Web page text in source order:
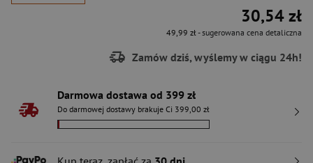
30,54 zł
49,99 zł- sugerowana cena detaliczna
Zamów dziś, wyślemy w ciągu 24h!
Darmowa dostawa od 399 zł
Do darmowej dostawy brakuje Ci 399,00 zł